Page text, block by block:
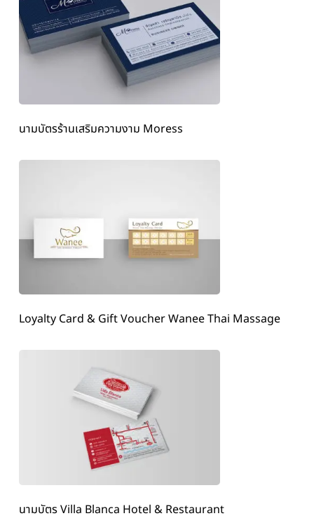
นามบัตรร้านเสริมความงาม Moress
Loyalty Card & Gift Voucher Wanee Thai Massage
นามบัตร Villa Blanca Hotel & Restaurant